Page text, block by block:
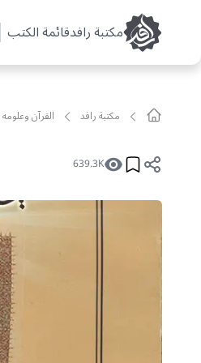
مکتبة رافدقائمة الكتب
مکتبة رافد القرآن وعلومه
639.3K